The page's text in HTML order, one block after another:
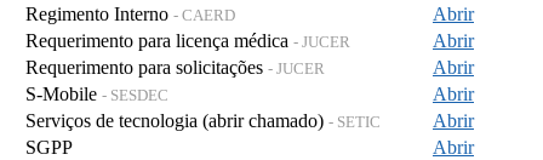
Regimento Interno - CAERD
Abrir
Requerimento para licença médica - JUCER
Abrir
Requerimento para solicitações - JUCER
Abrir
S-Mobile - SESDEC
Abrir
Serviços de tecnologia (abrir chamado) - SETIC
Abrir
SGPP
Abrir